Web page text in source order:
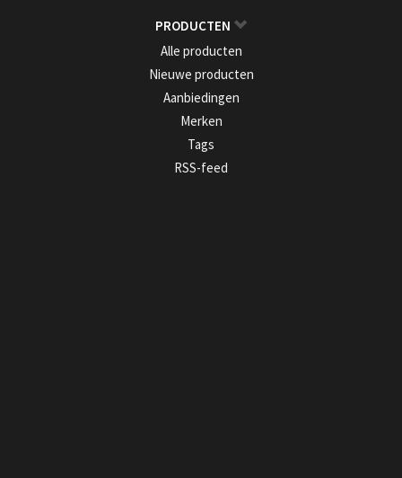
PRODUCTEN
Alle producten
Nieuwe producten
Aanbiedingen
Merken
Tags
RSS-feed